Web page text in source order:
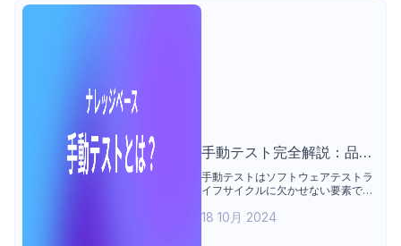
手動テスト完全解説：品質
を保証する最後の砦
手動テストはソフトウェアテストラ
イフサイクルに欠かせない要素であ
やすさ、機能を保証します。自動化
18 10月 2024